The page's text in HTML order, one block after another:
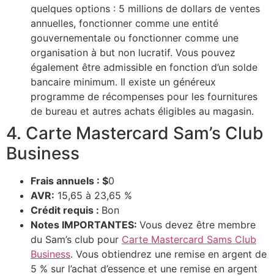
quelques options : 5 millions de dollars de ventes
annuelles, fonctionner comme une entité
gouvernementale ou fonctionner comme une
organisation à but non lucratif. Vous pouvez
également être admissible en fonction d’un solde
bancaire minimum. Il existe un généreux
programme de récompenses pour les fournitures
de bureau et autres achats éligibles au magasin.
4. Carte Mastercard Sam’s Club
Business
Frais annuels : $0
AVR: 15,65 à 23,65 %
Crédit requis : Bon
Notes IMPORTANTES: Vous devez être membre
du Sam’s club pour Carte Mastercard Sams Club
Business. Vous obtiendrez une remise en argent de
5 % sur l’achat d’essence et une remise en argent